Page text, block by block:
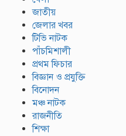
জাতীয়
জেলার খবর
টিভি নাটক
পাঁচমিশালী
প্রথম ফিচার
বিজ্ঞান ও প্রযুক্তি
বিনোদন
মঞ্চ নাটক
রাজনীতি
শিক্ষা